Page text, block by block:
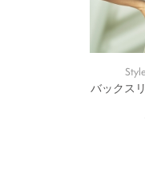
バックス